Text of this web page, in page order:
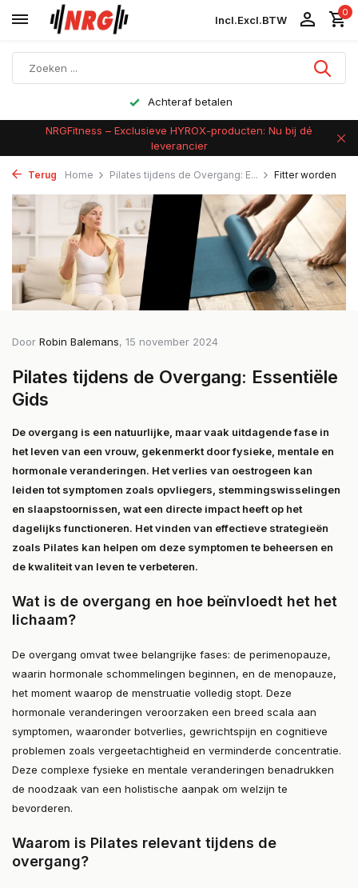
Incl.Excl.BTW
0
Achteraf betalen
NRGFitness – Exclusieve HYROX-producten: Nu bij dé
leverancier
Terug Home Pilates tijdens de Overgang: E... Fitter worden
Door Robin Balemans, 15 november 2024
Pilates tijdens de Overgang: Essentiële
Gids
De overgang is een natuurlijke, maar vaak uitdagende fase in
het leven van een vrouw, gekenmerkt door fysieke, mentale en
hormonale veranderingen. Het verlies van oestrogeen kan
leiden tot symptomen zoals opvliegers, stemmingswisselingen
en slaapstoornissen, wat een directe impact heeft op het
dagelijks functioneren. Het vinden van effectieve strategieën
zoals Pilates kan helpen om deze symptomen te beheersen en
de kwaliteit van leven te verbeteren.
Wat is de overgang en hoe beïnvloedt het het
lichaam?
De overgang omvat twee belangrijke fases: de perimenopauze,
waarin hormonale schommelingen beginnen, en de menopauze,
het moment waarop de menstruatie volledig stopt. Deze
hormonale veranderingen veroorzaken een breed scala aan
symptomen, waaronder botverlies, gewrichtspijn en cognitieve
problemen zoals vergeetachtigheid en verminderde concentratie.
Deze complexe fysieke en mentale veranderingen benadrukken
de noodzaak van een holistische aanpak om welzijn te
bevorderen​.
Waarom is Pilates relevant tijdens de
overgang?